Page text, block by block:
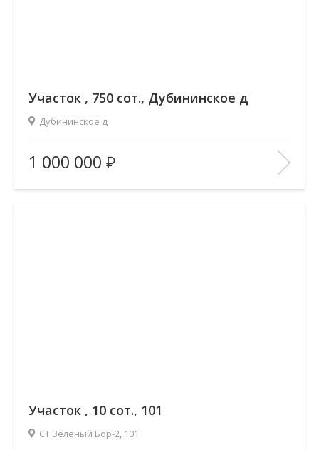
Участок , 750 сот., Дубининское д
Дубининское д
Площадь(общ. /жил. /кухня), м2:
—/—/—
Количество комнат:
—
Этаж:
—/—
1 000 000
Участок , 10 сот., 101
СТ Зеленый Бор-2, 101